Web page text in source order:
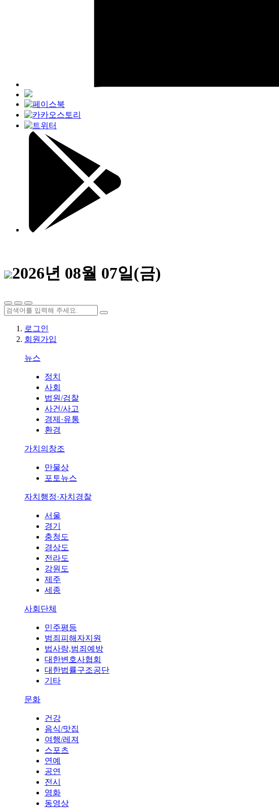
2026년 08월 07일(금)
로그인
회원가입
뉴스
정치
사회
법원/검찰
사건/사고
경제·유통
환경
가치의창조
만물상
포토뉴스
자치행정·자치경찰
서울
경기
충청도
경상도
전라도
강원도
제주
세종
사회단체
민주평등
범죄피해자지원
법사랑,범죄예방
대한변호사협회
대한법률구조공단
기타
문화
건강
음식/맛집
여행/레져
스포츠
연예
공연
전시
영화
동영상